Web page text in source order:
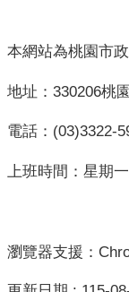
本網站為桃園市
地址：330206桃
電話：(03)3322-
上班時間：星期
瀏覽器支援：